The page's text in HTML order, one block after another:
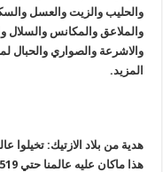
والحليب والزيت والعسل
والملاعق والمكانس والسلال
والاشرعة والصواري والحبال
المزيد.
هدية من بلاد الازتيك: تخيلوا